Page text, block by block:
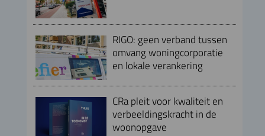
RIGO: geen verband tussen
omvang woningcorporatie
en lokale verankering
CRa pleit voor kwaliteit en
verbeeldingskracht in de
woonopgave